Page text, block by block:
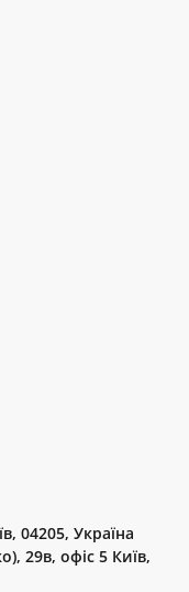
04205, Україна
29в, офіс 5 Київ,